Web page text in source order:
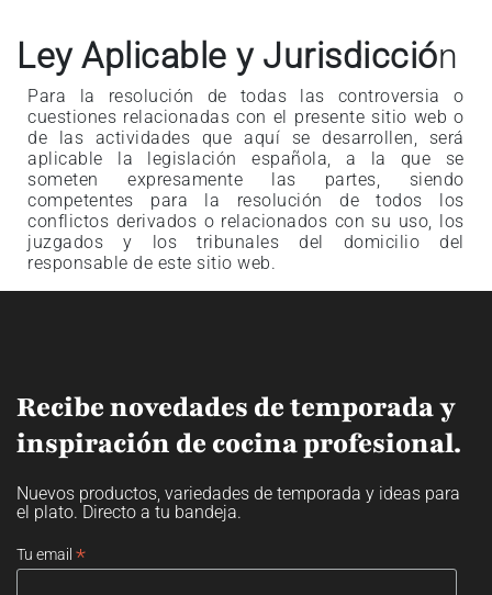
Ley Aplicable y Jurisdicción
Para la resolución de todas las controversia o
cuestiones relacionadas con el presente sitio web o
de las actividades que aquí se desarrollen, será
aplicable la legislación española, a la que se
someten expresamente las partes, siendo
competentes para la resolución de todos los
conflictos derivados o relacionados con su uso, los
juzgados y los tribunales del domicilio del
responsable de este sitio web.
Recibe novedades de temporada y
inspiración de cocina profesional.
Nuevos productos, variedades de temporada y ideas para
el plato. Directo a tu bandeja.
Tu email *